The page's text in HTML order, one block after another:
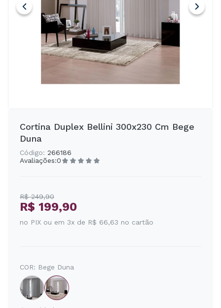
Cortina Duplex Bellini 300x230 Cm Bege
Duna
Código: 266186
Avaliações:0
R$ 249,90
R$ 199,90
no PIX ou em 3x de R$ 66,63 no cartão
COR: Bege Duna